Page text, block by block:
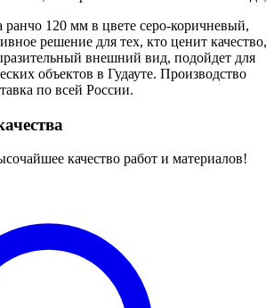
ранчо 120 мм в цвете серо-коричневый,
решение для тех, кто ценит качество,
внешний вид, подойдет для
объектов в Гудауте. Производство
по всей России.
качество работ и материалов!